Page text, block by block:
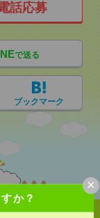
か？
×
話応募
で送る
ブックマーク